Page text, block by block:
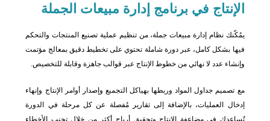
الإنتاج في برنامج إدارة مبيعات الجملة
يمُكّنك نظام إدارة مبيعات جملة، من تنظيم عملية تصنيع المنتجات والتحكم
فيها بشكل كامل، عبر دورة شاملة تحتوي على تخطيط دقيق بمعالج مؤتمت
وإنشاء عدد لا نهائي من خطوط الإنتاج عبر قوالب جاهزة وقابلة للتخصيص.
مع تصميم جداول المواد وربطها بهياكل التجميع وإصدار أوامر الإنتاج وإنهاء
إدخال العمليات، بالإضافة إلى تقارير مُفصلة عن كل مرحلة في الدورة
تُساعدك في مضاعفة الإنتاج وتحقيق أرباح أكثر من خلال تجنب الأخطاء